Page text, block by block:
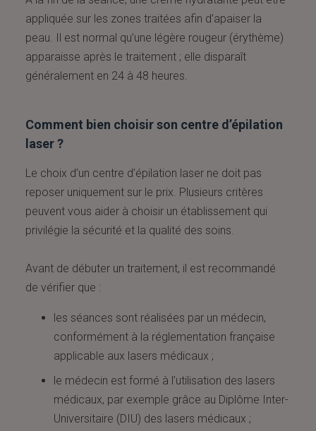
appliquée sur les zones traitées afin d’apaiser la
peau. Il est normal qu’une légère rougeur (érythème)
apparaisse après le traitement ; elle disparaît
généralement en 24 à 48 heures.
Comment bien choisir son centre d’épilation
laser ?
Le choix d’un centre d’épilation laser ne doit pas
reposer uniquement sur le prix. Plusieurs critères
peuvent vous aider à choisir un établissement qui
privilégie la sécurité et la qualité des soins.
Avant de débuter un traitement, il est recommandé
de vérifier que :
les séances sont réalisées par un médecin,
conformément à la réglementation française
applicable aux lasers médicaux ;
le médecin est formé à l’utilisation des lasers
médicaux, par exemple grâce au Diplôme Inter-
Universitaire (DIU) des lasers médicaux ;